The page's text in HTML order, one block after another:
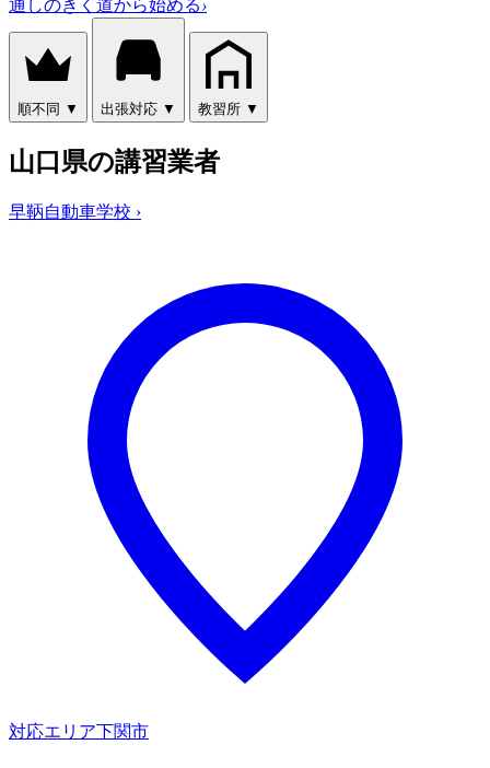
通しのきく道から始める›
順不同 ▼ 出張対応 ▼ 教習所 ▼
山口県の講習業者
早鞆自動車学校 ›
対応エリア下関市